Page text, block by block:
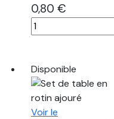
0,80 €
quantité
de
transparents
strié
Disponible
Voir le